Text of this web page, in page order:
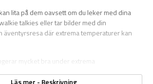
lita på dem oavsett om du leker med dina
talkies eller tar bilder med din
äventyrsresa där extrema temperaturer kan
mycket bra under extrema
VARTA ULTRA litiumbatterier perfekta för sport
Läs mer - Beskrivning